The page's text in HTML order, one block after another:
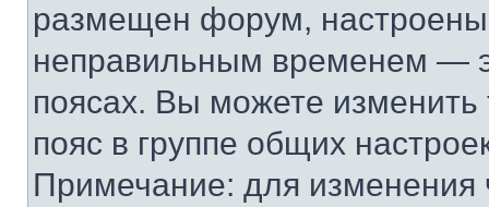
размещен форум, настроены
неправильным временем —
поясах. Вы можете изменить
пояс в группе общих
Примечание: для изменения